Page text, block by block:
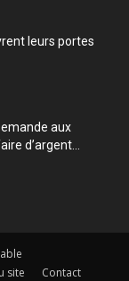
leurs portes
aux
d’argent...
site Contact